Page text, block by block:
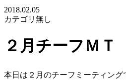
2018.02.05
カテゴリ無し
２月チーフＭＴ
本日は２月のチーフミーティング